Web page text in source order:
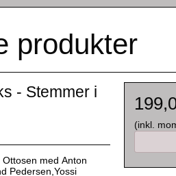
produkter
- Stemmer i
med Anton
Pedersen,Yossi
(inkl.